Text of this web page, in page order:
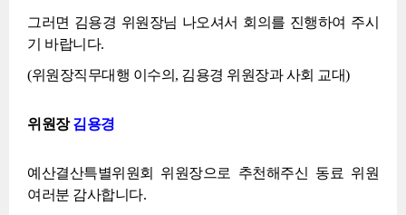
그러면 김용경 위원장님 나오셔서 회의를 진행하여 주시
기 바랍니다.
(위원장직무대행 이수의, 김용경 위원장과 사회 교대)
위원장김용경
예산결산특별위원회 위원장으로 추천해주신 동료 위원
여러분 감사합니다.